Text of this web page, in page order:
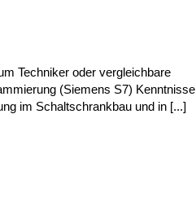
Techniker oder vergleichbare
(Siemens S7) Kenntnisse
im Schaltschrankbau und in [...]